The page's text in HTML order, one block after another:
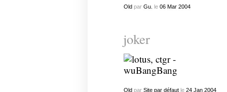
Old par Gu. le 06 Mar 2004
joker
Oldpar Site par défautle 24 Jan 2004